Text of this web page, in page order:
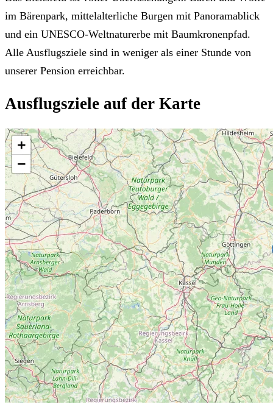
im Bärenpark, mittelalterliche Burgen mit Panoramablick
und ein UNESCO-Weltnaturerbe mit Baumkronenpfad.
Alle Ausflugsziele sind in weniger als einer Stunde von
unserer Pension erreichbar.
Ausflugsziele auf der Karte